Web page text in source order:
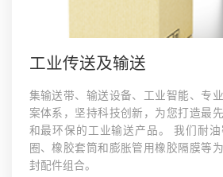
工业传送及输送
集输送带、输送设备、工业智能、专
案体系，坚持科技创新，为您打造最
和最环保的工业输送产品。 我们耐
圈、橡胶套筒和膨胀管用橡胶隔膜等
封配件组合。